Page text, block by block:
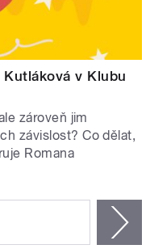
v Klubu
zároveň jim
závislost? Co dělat,
Romana